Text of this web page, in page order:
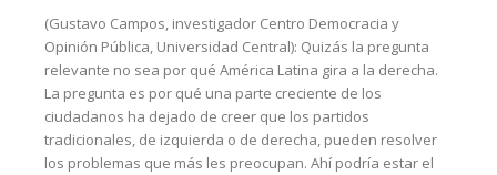
(Gustavo Campos, investigador Centro Democracia y
Opinión Pública, Universidad Central): Quizás la pregunta
relevante no sea por qué América Latina gira a la derecha.
La pregunta es por qué una parte creciente de los
ciudadanos ha dejado de creer que los partidos
tradicionales, de izquierda o de derecha, pueden resolver
los problemas que más les preocupan. Ahí podría estar el